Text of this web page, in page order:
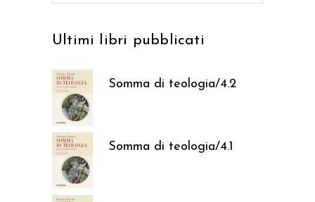
Ultimi libri pubblicati
Somma di teologia/4.2
37,05€
Somma di teologia/4.1
37,05€